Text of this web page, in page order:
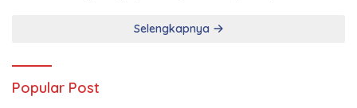
Selengkapnya
Popular Post